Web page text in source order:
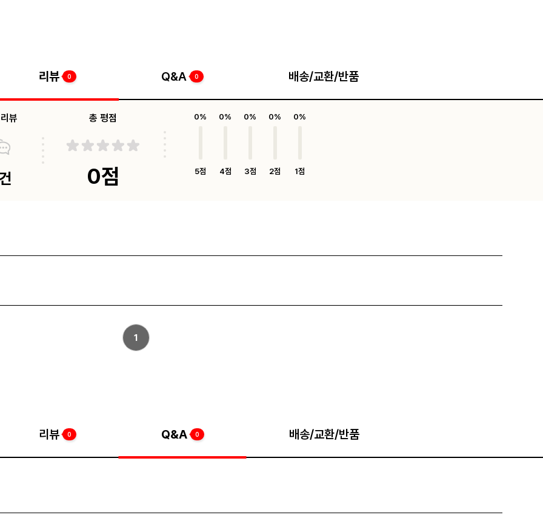
리뷰 0 Q&A 0 배송/교환/반품
뷰 총 평점
0점
0%
5점
0%
4점
0%
3점
0%
2점
0%
1점
1
리뷰 0 Q&A 0 배송/교환/반품